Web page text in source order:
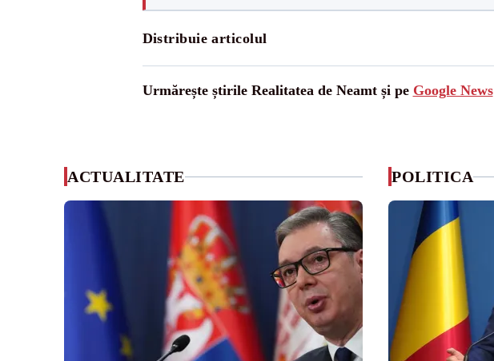
Distribuie articolul
Urmărește știrile Realitatea de Neamt și pe Google News
ACTUALITATE POLITICA